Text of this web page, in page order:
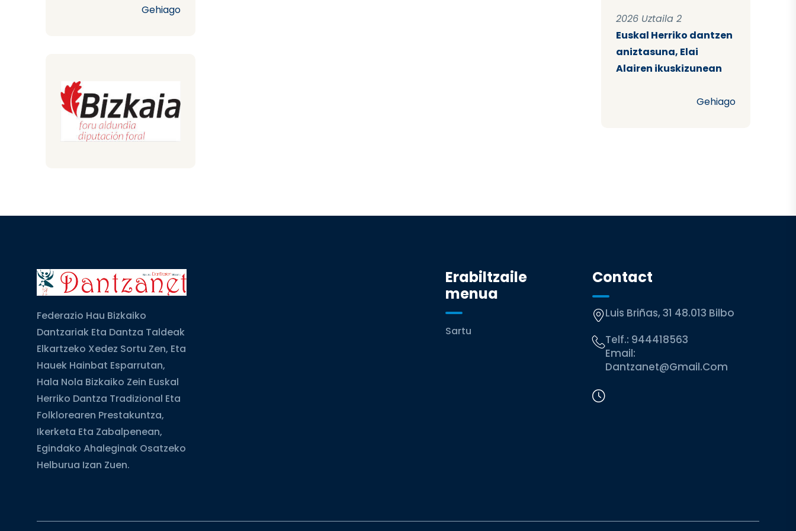
Gehiago
2026 Uztaila 2
Euskal Herriko dantzen
aniztasuna, Elai
Alairen ikuskizunean
Gehiago
Federazio Hau Bizkaiko
Dantzariak Eta Dantza Taldeak
Elkartzeko Xedez Sortu Zen, Eta
Hauek Hainbat Esparrutan,
Hala Nola Bizkaiko Zein Euskal
Herriko Dantza Tradizional Eta
Folklorearen Prestakuntza,
Ikerketa Eta Zabalpenean,
Egindako Ahaleginak Osatzeko
Helburua Izan Zuen.
Erabiltzaile
menua
Sartu
Contact
Luis Briñas, 31 48.013 Bilbo
Telf.: 944418563
Email:
Dantzanet@gmail.com